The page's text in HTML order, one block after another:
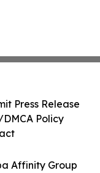
Affinity Group
Press Release
Policy